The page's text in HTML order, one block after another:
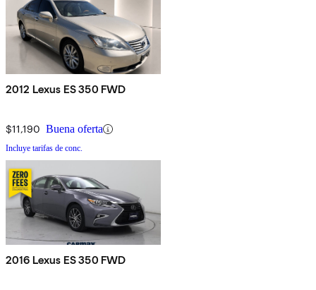
2012 Lexus ES 350 FWD
$11,190 Buena oferta
Incluye tarifas de conc.
2016 Lexus ES 350 FWD